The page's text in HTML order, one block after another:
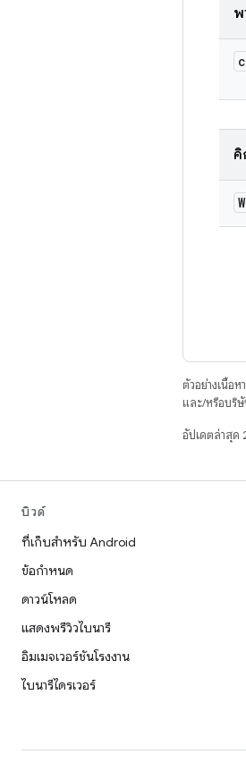
พ
คิ
ตัวอย่างเนื้อ
และ/หรือบริษั
อัปเดตล่าสุ
บิวด์
ที่เก็บสำหรับ Android
ข้อกำหนด
ดาวน์โหลด
แสดงพรีวิวไบนารี
อิมเมจเวอร์ชันโรงงาน
ไบนารีไดรเวอร์